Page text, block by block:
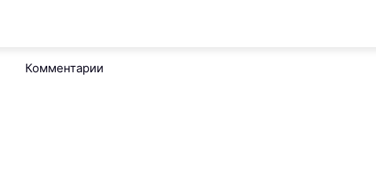
Комментарии